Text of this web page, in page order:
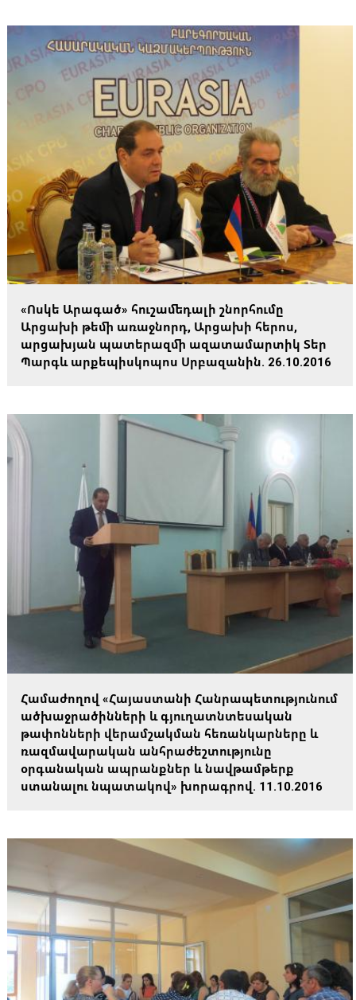
«Ոսկե Արագած» հուշամեդալի շնորհումը
Արցախի թեմի առաջնորդ, Արցախի հերոս,
արցախյան պատերազմի ազատամարտիկ Տեր
Պարգև արքեպիսկոպոս Սրբազանին. 26.10.2016
Համաժողով «Հայաստանի Հանրապետությունում
ածխաջրածինների և գյուղատնտեսական
թափոնների վերամշակման հեռանկարները և
ռազմավարական անհրաժեշտությունը
օրգանական ապրանքներ և նավթամթերք
ստանալու նպատակով» խորագրով. 11.10.2016